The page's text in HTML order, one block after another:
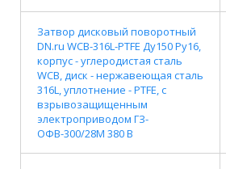
Затвор дисковый поворотный
DN.ru WCB-316L-PTFE Ду150 Ру16,
корпус - углеродистая сталь
WCB, диск - нержавеющая сталь
316L, уплотнение - PTFE, с
взрывозащищенным
электроприводом ГЗ-
ОФВ-300/28М 380 В